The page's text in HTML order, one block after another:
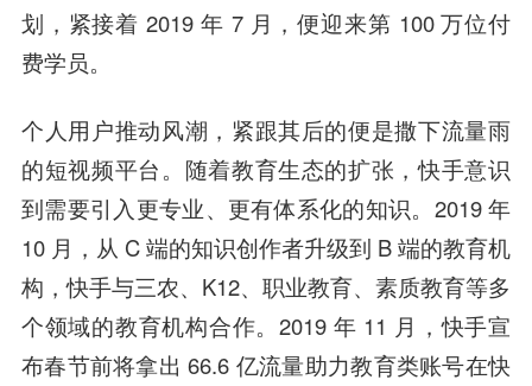
划，紧接着 2019 年 7 月，便迎来第 100 万位付
费学员。
个人用户推动风潮， 紧跟其后的便是撒下流量雨
的短视频平台。 随着教育生态的扩张，快手意识
到需要引入更专业、更有体系化的知识。2019 年
10 月，从 C 端的知识创作者升级到 B 端的教育机
构，快手与三农、K12、职业教育、素质教育等多
个领域的教育机构合作。2019 年 11 月，快手宣
布春节前将拿出 66.6 亿流量助力教育类账号在快